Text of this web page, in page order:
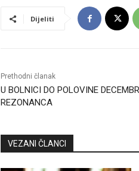
Dijeliti
Prethodni članak
U BOLNICI DO POLOVINE
REZONANCA
VEZANI ČLANCI